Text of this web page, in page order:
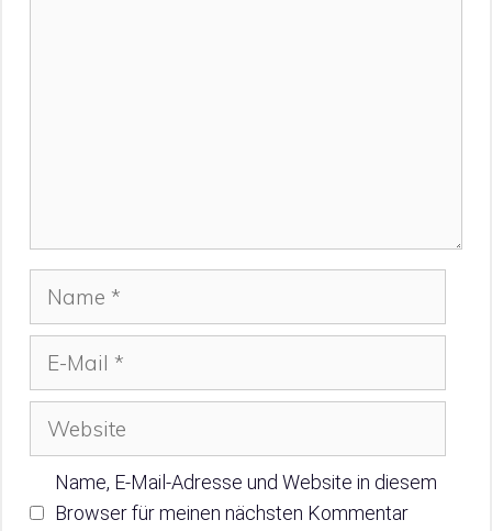
Name, E-Mail-Adresse und Website in diesem
Browser für meinen nächsten Kommentar